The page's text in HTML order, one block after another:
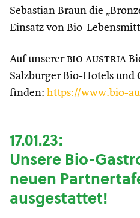
Sebastian Braun die
Einsatz von Bio-
Auf unserer bio austria
Salzburger Bio-Hotels und
finden: https://www.bio-
17.01.23:
Unsere Bio-
neuen
ausgestattet!